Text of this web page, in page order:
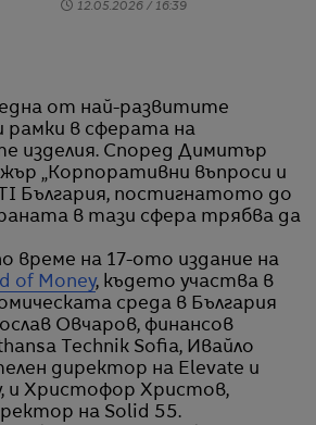
12.05.2026 / 16:39
рамки в сферата на
изделия. Според Димитър
„Корпоративни въпроси и
България, постигнатото до
в тази сфера трябва да
време на 17-ото издание на
of Money, където участва в
среда в България
Овчаров, финансов
Technik Sofia, Ивайло
директор на Elevate и
и Христофор Христов,
на Solid 55.